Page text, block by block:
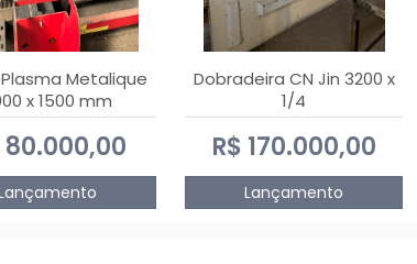
Metalique
x 1500 mm
Powermax 45
xp
80.000,00
Dobradeira CN Jin 3200 x
1/4
R$ 170.000,00
Lançamento